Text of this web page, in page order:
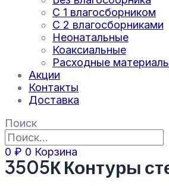
С 1 влагосборником
С 2 влагосборниками
Неонатальные
Коаксиальные
Расходные
Акции
Контакты
Доставка
Поиск
0 ₽ 0 Корзина
3505К Контуры